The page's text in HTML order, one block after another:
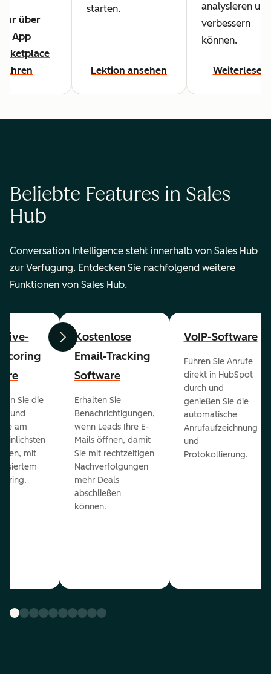
über
App
starten.
Lektion ansehen
analysieren und
verbessern
können.
Weiterlesen
Beliebte Features in Sales
Hub
Conversation Intelligence steht innerhalb von Sales Hub
zur Verfügung. Entdecken Sie nachfolgend weitere
Funktionen von Sales Hub.
ZurückWeiter
Sie die
und
am
mit
Kostenlose
Email-Tracking
Software
Erhalten Sie
Benachrichtigungen,
wenn Leads Ihre E-
Mails öffnen, damit
Sie mit rechtzeitigen
Nachverfolgungen
mehr Deals
abschließen
können.
VoIP-Software
Führen Sie Anrufe
direkt in HubSpot
durch und
genießen Sie die
automatische
Anrufaufzeichnung
und
Protokollierung.